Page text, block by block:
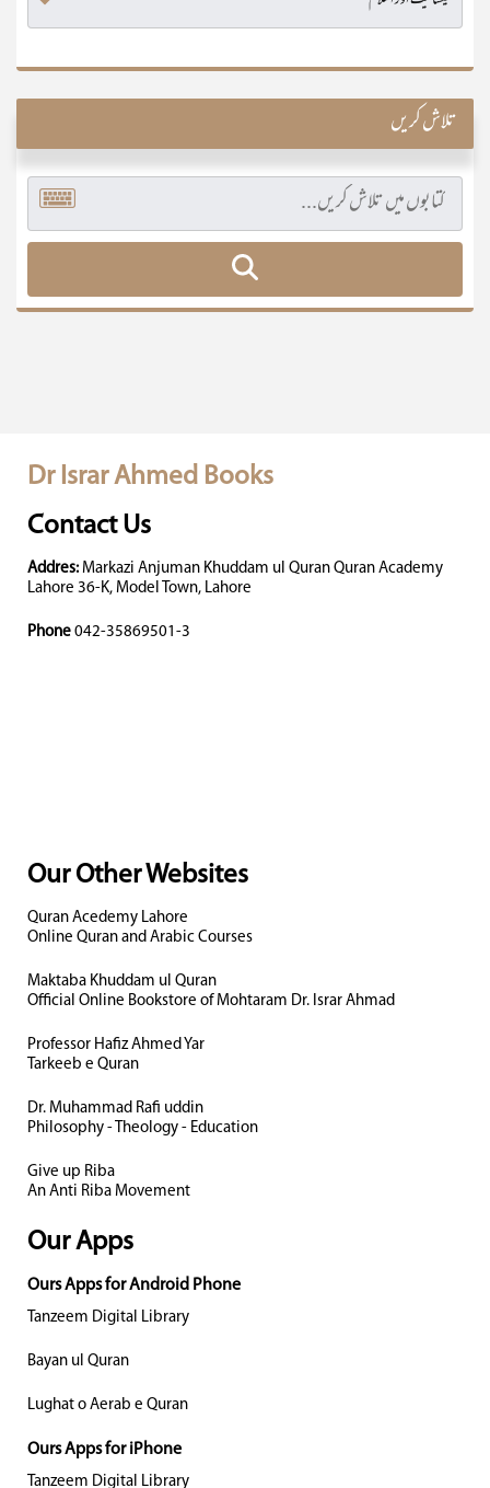
تلاش کریں
Dr Israr Ahmed Books
Contact Us
Addres: Markazi Anjuman Khuddam ul Quran Quran Academy
Lahore 36-K, Model Town, Lahore
Phone 042-35869501-3
Our Other Websites
Quran Acedemy Lahore
Online Quran and Arabic Courses
Maktaba Khuddam ul Quran
Official Online Bookstore of Mohtaram Dr. Israr Ahmad
Professor Hafiz Ahmed Yar
Tarkeeb e Quran
Dr. Muhammad Rafi uddin
Philosophy - Theology - Education
Give up Riba
An Anti Riba Movement
Our Apps
Ours Apps for Android Phone
Tanzeem Digital Library
Bayan ul Quran
Lughat o Aerab e Quran
Ours Apps for iPhone
Tanzeem Digital Library